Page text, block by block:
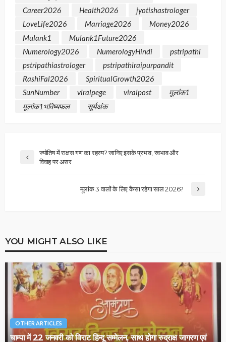
Career2026
Health2026
jyotishastrologer
LoveLife2026
Marriage2026
Money2026
Mulank1
Mulank1Future2026
Numerology2026
NumerologyHindi
pstripathi
pstripathiastrologer
pstripathiraipurpandit
RashiFal2026
SpiritualGrowth2026
SunNumber
viralpege viralpost
मूलांक1
मूलांक1भविष्यफल
सूर्यअंक
ज्योतिष में राक्षस गण का रहस्य? जानिए इसके प्रभाव, स्वभाव और
विवाह पर असर
मूलांक 3 वालों के लिए कैसा रहेगा साल 2026?
YOU MIGHT ALSO LIKE
OTHER ARTICLES
चाम्पा में 22 जनवरी को विराट हिन्दू सम्मेलन, साथ होगा रुद्राक्ष जागरण एवं